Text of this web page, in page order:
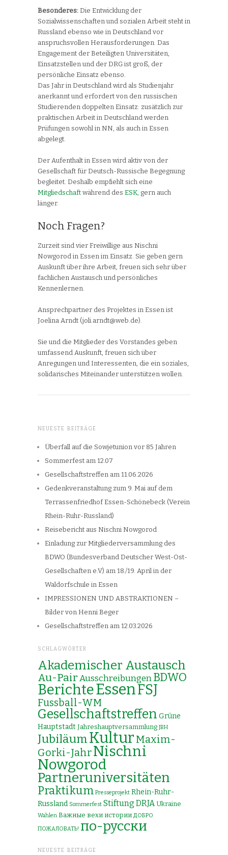
Besonderes: Die Entwicklung der
Sozialwissenschaften und sozialen Arbeit steht in
Russland ebenso wie in Deutschland vor
anspruchsvollen Herausforderungen. Das
Engagement der Beteiligten Universitäten,
Einsatzstellen und der DRG ist groß, der
persönliche Einsatz ebenso.
Das Jahr in Deutschland wird als Studienjahr
anerkannt und erfordert von den russischen
Studierenden doppelten Einsatz: zusätzlich zur
praktischen Arbeit in Deutschland werden
Prüfungen sowohl in NN, als auch in Essen
abgelegt.
Der Aufenthalt in Essen wird aktiv von der
Gesellschaft für Deutsch-Russische Begegnung
begleitet. Deshalb empfiehlt sich eine
Mitgliedschaft während des ESK, gern auch
länger.
Noch Fragen?
Zurzeit sind vier Freiwillige aus Nischni
Nowgorod in Essen im Einsatz. Sie geben gern
Auskunft über ihre Arbeit, freuen sich sehr über
fachlichen Austausch und persönliches
Kennenlernen.
Ansprechpartner des Projektes in Essen ist
Joelina Arndt (joli.arndt@web.de).
Sie und die Mitglieder des Vorstandes geben
umfassend Auskunft, freuen sich über
Anregungen und Interessenten, die ein soziales,
solidarisches Miteinander unterstützen wollen.
NEUESTE BEITRÄGE
Überfall auf die Sowjetunion vor 85 Jahren
Sommerfest am 12.07
Gesellschaftstreffen am 11.06.2026
Gedenkveranstaltung zum 9. Mai auf dem
Terrassenfriedhof Essen-Schönebeck (Verein
Rhein-Ruhr-Russland)
Reisebericht aus Nischni Nowgorod
Einladung zur Mitgliederversammlung des
BDWO (Bundesverband Deutscher West-Ost-
Gesellschaften e.V) am 18./19. April in der
Waldorfschule in Essen
IMPRESSIONEN UND ABSTRAKTIONEN –
Bilder von Henni Beger
Gesellschaftstreffen am 12.03.2026
SCHLAGWÖRTER
Akademischer Austausch
Au-PairAusschreibungenBDWO
BerichteEssenFSJ
Fussball-WM
Gesellschaftstreffen Grüne
Hauptstadt Jahreshauptversammlung JBH
JubiläumKultur Maxim-
Gorki-JahrNischni
Nowgorod
Partneruniversitäten
Praktikum Presseprojekt Rhein-Ruhr-
Russland Sommerfest Stiftung DRJA Ukraine
Wahlen Важные вехи истории ДОБРО
ПОЖАЛОВАТЬ! по-русски
NEUESTE BEITRÄGE